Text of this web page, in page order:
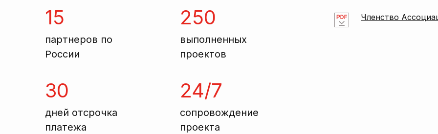
15
партнеров по
России
250
выполненных
проектов
30
дней отсрочка
платежа
24/7
сопровождение
проекта
Членство